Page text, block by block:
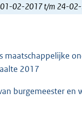
01-02-2017 t/m 24-
maatschappelijke
2017
burgemeester en